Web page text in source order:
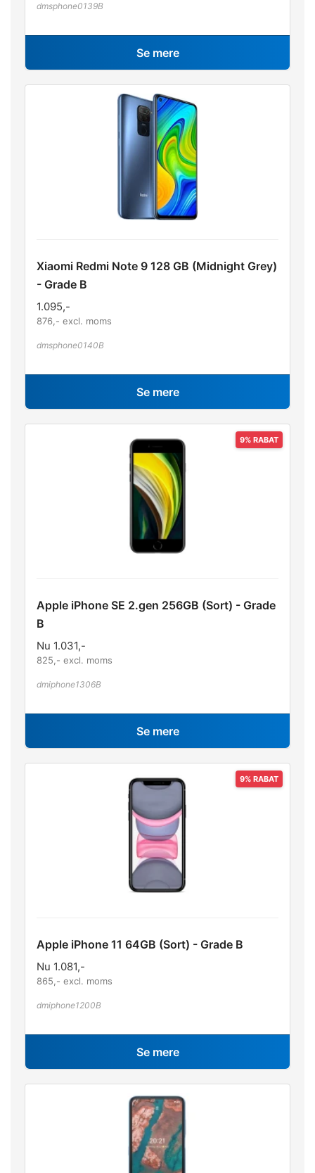
dmsphone0139B
Se mere
Xiaomi Redmi Note 9 128 GB (Midnight Grey)
- Grade B
1.095,-
876 ,- excl. moms
dmsphone0140B
Se mere
Apple iPhone SE 2.gen 256GB (Sort) - Grade
B
Nu 1.031,-
825 ,- excl. moms
dmiphone1306B
Se mere
Apple iPhone 11 64GB (Sort) - Grade B
Nu 1.081,-
865 ,- excl. moms
dmiphone1200B
Se mere